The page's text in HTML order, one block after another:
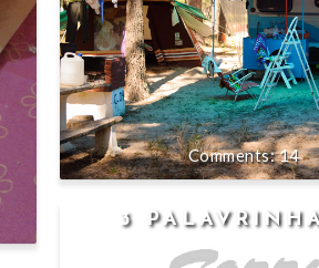
14
3